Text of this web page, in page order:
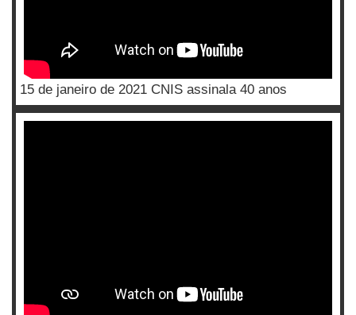
15 de janeiro de 2021 CNIS assinala 40 anos